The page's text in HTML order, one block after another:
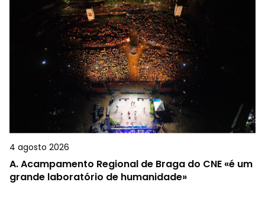
4 agosto 2026
A.Acampamento Regional de Braga do CNE «é um
grande laboratório de humanidade»